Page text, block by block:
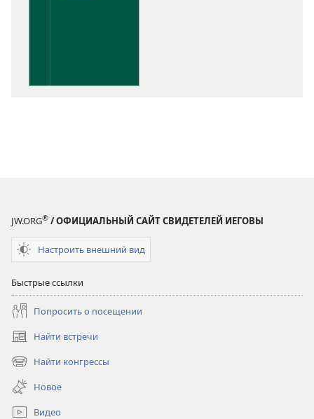
JW.ORG® / ОФИЦИАЛЬНЫЙ САЙТ СВИДЕТЕЛЕЙ ИЕГОВЫ
Настроить внешний вид
Быстрые ссылки
Попросить о посещении
Найти встречи
(открывается
в
новом
окне)
Найти конгрессы
(открывается
новом
окне)
Новое
Видео